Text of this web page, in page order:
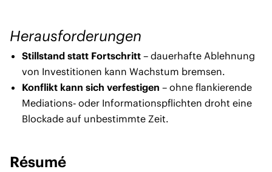
Herausforderungen
Stillstand statt Fortschritt – dauerhafte Ablehnung
von Investitionen kann Wachstum bremsen.
Konflikt kann sich verfestigen – ohne flankierende
Mediations‑ oder Informationspflichten droht eine
Blockade auf unbestimmte Zeit.
Résumé